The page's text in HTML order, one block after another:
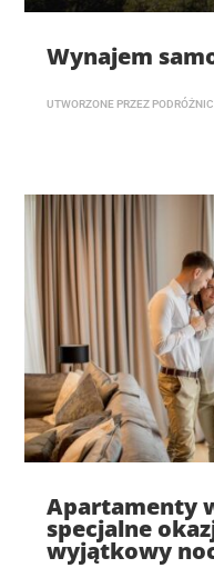
Wynajem
UTWORZONE PRZEZ
Apartamenty
specjalne
wyjątkowy